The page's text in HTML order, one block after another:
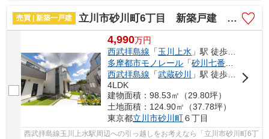
売買 | 新築一戸建
立川市砂川町6丁目 新築戸建 全2棟
4,990万円
西武拝島線 「玉川上水 」駅 徒歩15分
多摩都市モノレール 「砂川七番」駅 徒歩
西武拝島線 「武蔵砂川
」駅 徒歩19分
4LDK
建物面積：98.53㎡（29.80坪）
土地面積：124.90㎡（37.78坪）
東京都立川市砂川町６丁目
西武拝島線玉川上水駅周辺への引っ越しをお考えなら「立川市砂川町6丁